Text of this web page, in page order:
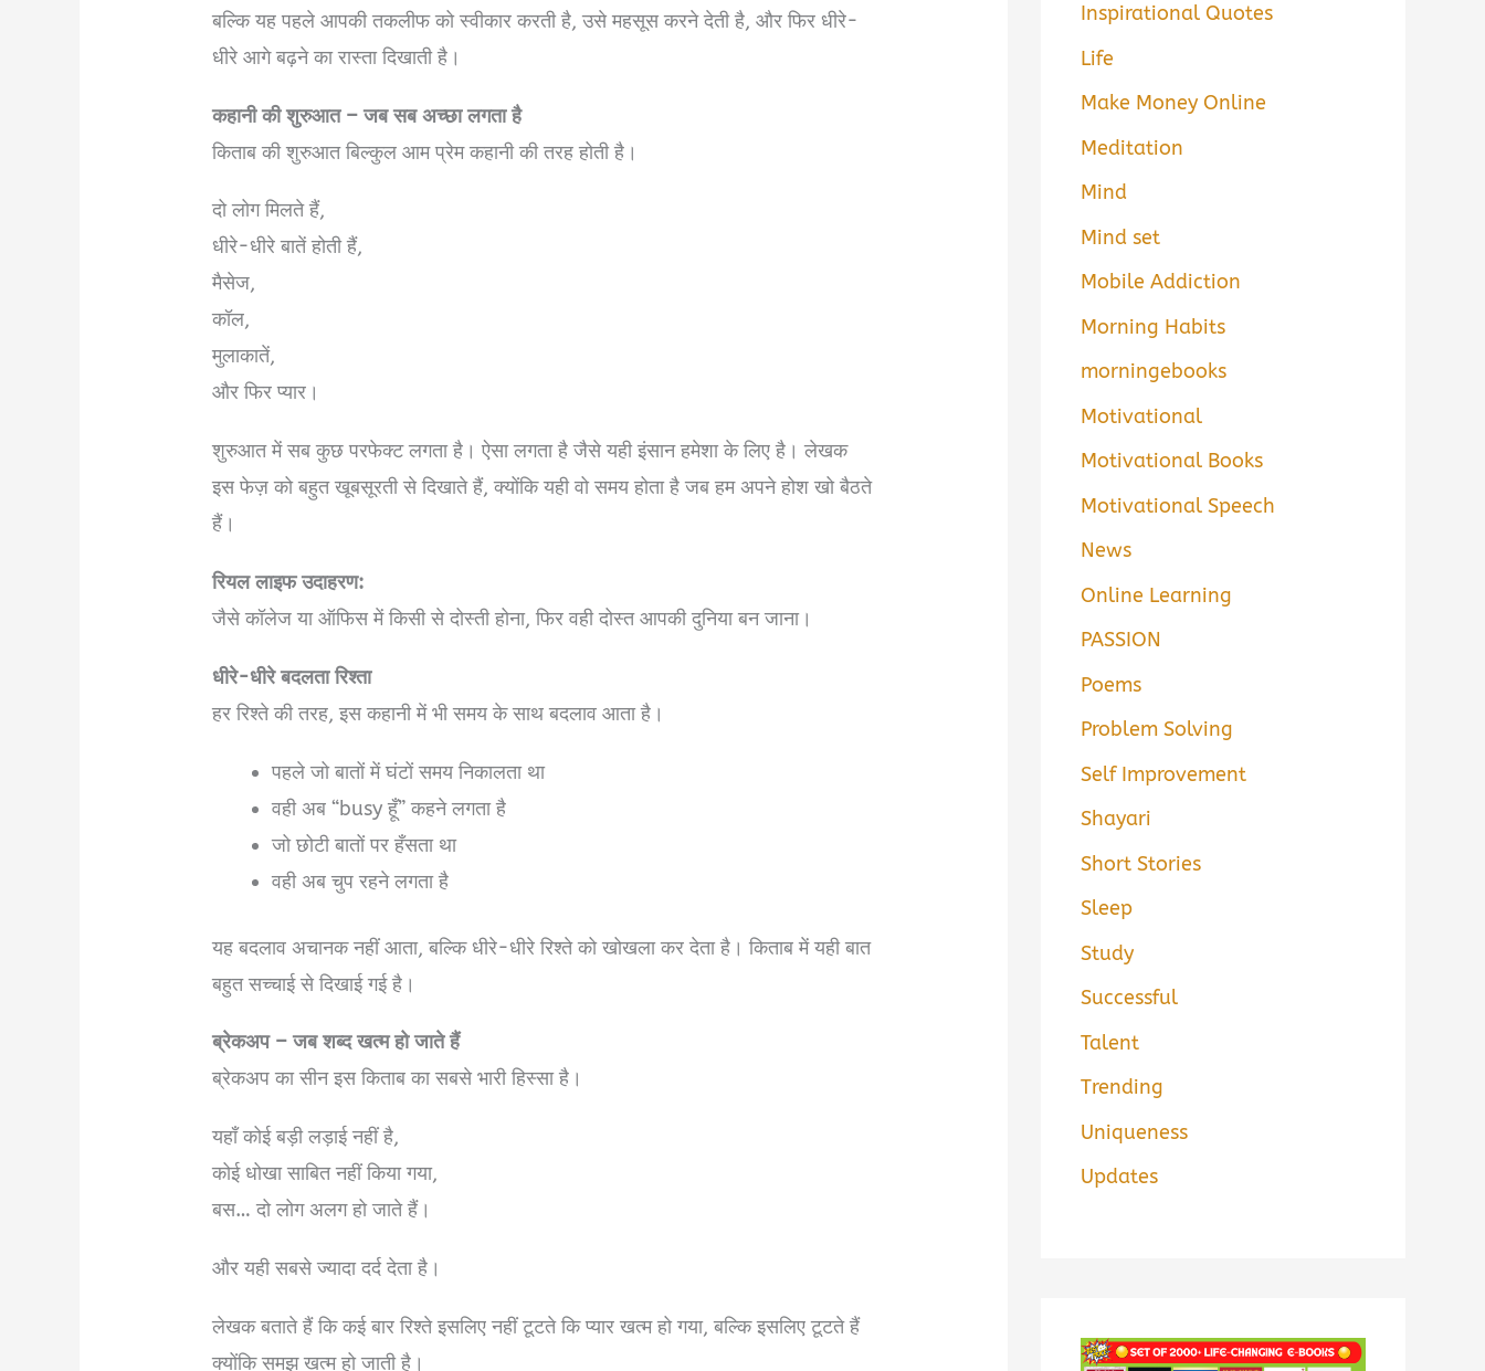
बल्कि यह पहले आपकी तकलीफ को स्वीकार करती है, उसे महसूस करने देती है, और फिर धीरे-
धीरे आगे बढ़ने का रास्ता दिखाती है।
कहानी की शुरुआत – जब सब अच्छा लगता है
किताब की शुरुआत बिल्कुल आम प्रेम कहानी की तरह होती है।
दो लोग मिलते हैं,
धीरे-धीरे बातें होती हैं,
मैसेज,
कॉल,
मुलाकातें,
और फिर प्यार।
शुरुआत में सब कुछ परफेक्ट लगता है। ऐसा लगता है जैसे यही इंसान हमेशा के लिए है। लेखक
इस फेज़ को बहुत खूबसूरती से दिखाते हैं, क्योंकि यही वो समय होता है जब हम अपने होश खो बैठते
हैं।
रियल लाइफ उदाहरण:
जैसे कॉलेज या ऑफिस में किसी से दोस्ती होना, फिर वही दोस्त आपकी दुनिया बन जाना।
धीरे-धीरे बदलता रिश्ता
हर रिश्ते की तरह, इस कहानी में भी समय के साथ बदलाव आता है।
पहले जो बातों में घंटों समय निकालता था
वही अब “busy हूँ” कहने लगता है
जो छोटी बातों पर हँसता था
वही अब चुप रहने लगता है
यह बदलाव अचानक नहीं आता, बल्कि धीरे-धीरे रिश्ते को खोखला कर देता है। किताब में यही बात
बहुत सच्चाई से दिखाई गई है।
ब्रेकअप – जब शब्द खत्म हो जाते हैं
ब्रेकअप का सीन इस किताब का सबसे भारी हिस्सा है।
यहाँ कोई बड़ी लड़ाई नहीं है,
कोई धोखा साबित नहीं किया गया,
बस… दो लोग अलग हो जाते हैं।
और यही सबसे ज्यादा दर्द देता है।
लेखक बताते हैं कि कई बार रिश्ते इसलिए नहीं टूटते कि प्यार खत्म हो गया, बल्कि इसलिए टूटते हैं
क्योंकि समझ खत्म हो जाती है।
Inspirational Quotes
Life
Make Money Online
Meditation
Mind
Mind set
Mobile Addiction
Morning Habits
morningebooks
Motivational
Motivational Books
Motivational Speech
News
Online Learning
PASSION
Poems
Problem Solving
Self Improvement
Shayari
Short Stories
Sleep
Study
Successful
Talent
Trending
Uniqueness
Updates